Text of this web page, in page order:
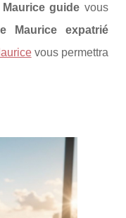
guide vous
Maurice expatrié
vous permettra